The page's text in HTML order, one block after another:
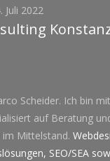
Scheider. Ich bin
auf Beratung
im Mittelstand.
, SEO/SEA
Juli 2022